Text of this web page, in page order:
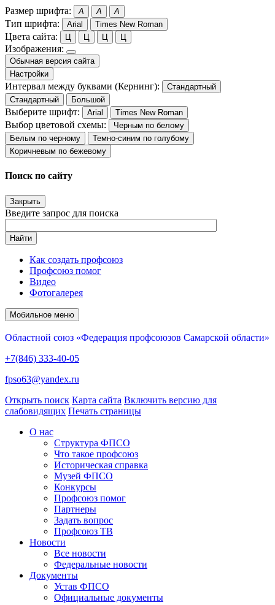
Размер шрифта: A A A
Тип шрифта: Arial Times New Roman
Цвета сайта: Ц Ц Ц Ц
Изображения:
Обычная версия сайта
Настройки
Интервал между буквами (Кернинг):
Стандартный
Стандартный
Большой
Выберите шрифт: Arial Times New Roman
Выбор цветовой схемы:
Черным по белому
Белым по черному
Темно-синим по голубому
Коричневым по бежевому
Поиск по сайту
Закрыть
Введите запрос для поиска
Найти
Как создать профсоюз
Профсоюз помог
Видео
Фотогалерея
Мобильное меню
Областной союз «Федерация профсоюзов Самарской области»
+7(846) 333-40-05
fpso63@yandex.ru
Открыть поиск Карта сайта Включить версию для
слабовидящих Печать страницы
О нас
Структура ФПСО
Что такое профсоюз
Историческая справка
Музей ФПСО
Конкурсы
Профсоюз помог
Партнеры
Задать вопрос
Профсоюз ТВ
Новости
Все новости
Федеральные новости
Документы
Устав ФПСО
Официальные документы